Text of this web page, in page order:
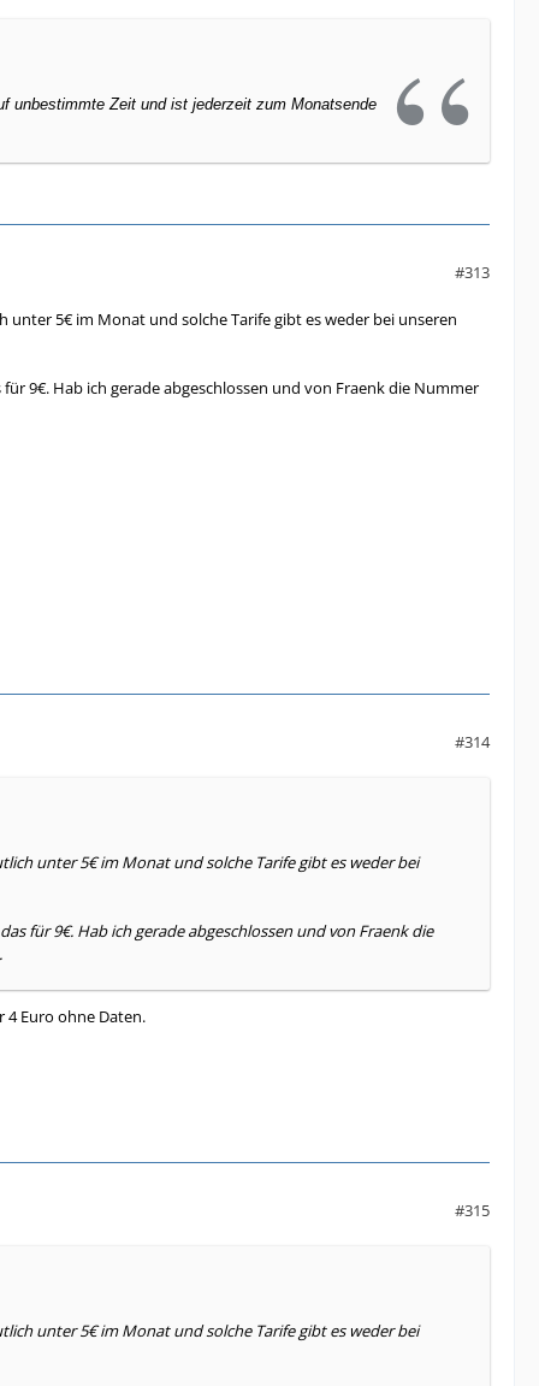
unbestimmte Zeit und ist jederzeit zum Monatsende
#313
5€ im Monat und solche Tarife gibt es weder bei unseren
9€. Hab ich gerade abgeschlossen und von Fraenk die Nummer
#314
unter 5€ im Monat und solche Tarife gibt es weder bei
für 9€. Hab ich gerade abgeschlossen und von Fraenk die
4 Euro ohne Daten.
#315
unter 5€ im Monat und solche Tarife gibt es weder bei